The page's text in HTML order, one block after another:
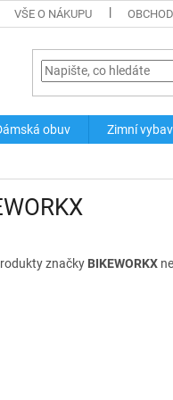
VŠE O NÁKUPU
obuv Zimní
značky BIKEWORKX